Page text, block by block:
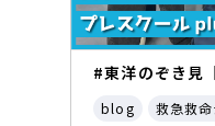
#東洋のぞき見
blog 救急救